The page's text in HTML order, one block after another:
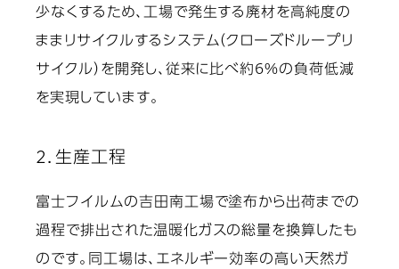
少なくするため、工場で発生する廃材を高純度の
ままリサイクルするシステム（クローズドループリ
サイクル）を開発し、従来に比べ約6%の負荷低減
を実現しています。
2．生産工程
富士フイルムの吉田南工場で塗布から出荷までの
過程で排出された温暖化ガスの総量を換算したも
のです。同工場は、エネルギー効率の高い天然ガ